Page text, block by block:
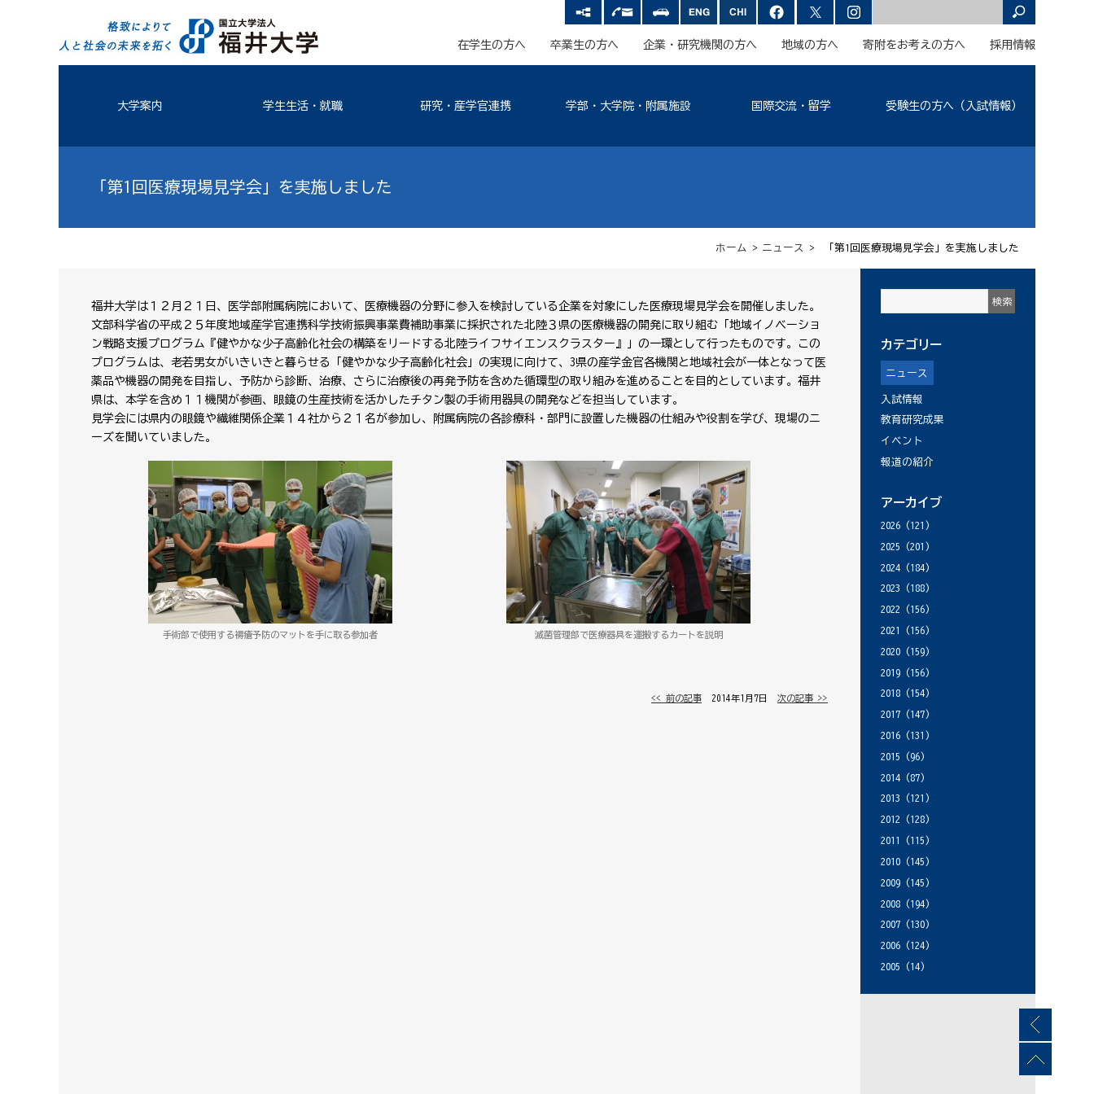
在学生の方へ 卒業生の方へ 企業・研究機関の方へ 地域の方へ 寄附をお考えの方へ 採用情報
大学案内 学生生活・就職 研究・産学官連携 学部・大学院・附属施設 国際交流・留学 受験生の方へ（入試情報）
「第1回医療現場見学会」を実施しました
ホーム > ニュース > 「第1回医療現場見学会」を実施しました
福井大学は１２月２１日、医学部附属病院において、医療機器の分野に参入を検討している企業を対象にした医療現場見学会を開催しました。
文部科学省の平成２５年度地域産学官連携科学技術振興事業費補助事業に採択された北陸３県の医療機器の開発に取り組む「地域イノベーショ
ン戦略支援プログラム『健やかな少子高齢化社会の構築をリードする北陸ライフサイエンスクラスター』」の一環として行ったものです。この
プログラムは、老若男女がいきいきと暮らせる「健やかな少子高齢化社会」の実現に向けて、3県の産学金官各機関と地域社会が一体となって医
薬品や機器の開発を目指し、予防から診断、治療、さらに治療後の再発予防を含めた循環型の取り組みを進めることを目的としています。福井
県は、本学を含め１１機関が参画、眼鏡の生産技術を活かしたチタン製の手術用器具の開発などを担当しています。
見学会には県内の眼鏡や繊維関係企業１４社から２１名が参加し、附属病院の各診療科・部門に設置した機器の仕組みや役割を学び、現場のニ
ーズを聞いていました。
手術部で使用する褥瘡予防のマットを手に取る参加者 滅菌管理部で医療器具を運搬するカートを説明
<< 前の記事 │ 2014年1月7日 │ 次の記事 >>
カテゴリー
ニュース
入試情報
教育研究成果
イベント
報道の紹介
アーカイブ
2026 (121)
2025 (201)
2024 (184)
2023 (188)
2022 (156)
2021
(156)
2020 (159)
2019 (156)
2018 (154)
2017 (147)
2016 (131)
2015 (96)
2014 (87)
2013 (121)
2012 (128)
2011
(115)
2010 (145)
2009 (145)
2008 (194)
2007 (130)
2006 (124)
2005 (14)